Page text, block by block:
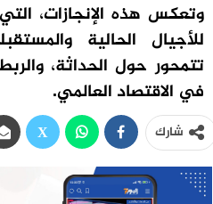
وتعكس هذه الإنجازات،
للأجيال الحالية
تتمحور حول الحداثة،
في الاقتصاد العالمي.
شارك